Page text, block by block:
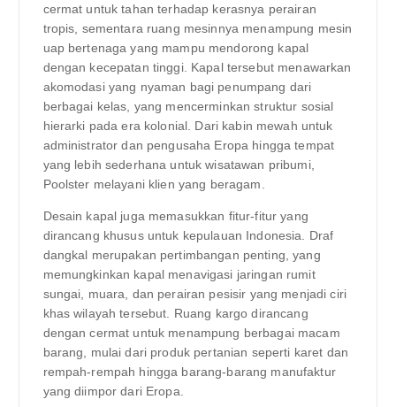
cermat untuk tahan terhadap kerasnya perairan
tropis, sementara ruang mesinnya menampung mesin
uap bertenaga yang mampu mendorong kapal
dengan kecepatan tinggi. Kapal tersebut menawarkan
akomodasi yang nyaman bagi penumpang dari
berbagai kelas, yang mencerminkan struktur sosial
hierarki pada era kolonial. Dari kabin mewah untuk
administrator dan pengusaha Eropa hingga tempat
yang lebih sederhana untuk wisatawan pribumi,
Poolster melayani klien yang beragam.
Desain kapal juga memasukkan fitur-fitur yang
dirancang khusus untuk kepulauan Indonesia. Draf
dangkal merupakan pertimbangan penting, yang
memungkinkan kapal menavigasi jaringan rumit
sungai, muara, dan perairan pesisir yang menjadi ciri
khas wilayah tersebut. Ruang kargo dirancang
dengan cermat untuk menampung berbagai macam
barang, mulai dari produk pertanian seperti karet dan
rempah-rempah hingga barang-barang manufaktur
yang diimpor dari Eropa.